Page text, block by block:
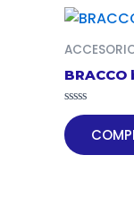
Valorado
en
0
de